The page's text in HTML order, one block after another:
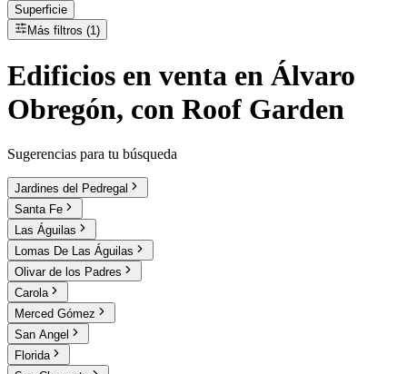
Superficie
Más filtros (1)
Edificios en venta en Álvaro
Obregón, con Roof Garden
Sugerencias para tu búsqueda
Jardines del Pedregal
Santa Fe
Las Águilas
Lomas De Las Águilas
Olivar de los Padres
Carola
Merced Gómez
San Angel
Florida